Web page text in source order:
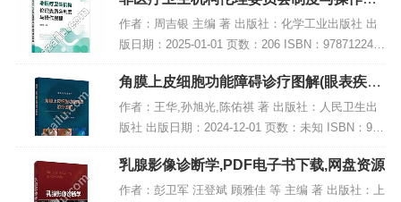
程,PDF电子书下载
作者：周吉银 主编 著 出版社：化学工业出版社 出
版日期：2025-01-01 页数：206 ISBN：978712246
2367 电子书大小：230MB [高清扫描版PDF格式] 内
容简...
角膜上皮细胞功能障碍诊疗图解(眼表疾病
临床系列),PDF下载
作者：王华,孙旭光,陈佑祺 著 出版社：人民卫生出
版社 出版日期：2024-12-01 页数：未知 ISBN：978
7117371711 电子书大小：220MB [高清扫描版PDF
格式] 内...
乳腺影像诊断学,PDF电子书下载,网盘资源
作者：彭卫军 汪登斌 顾雅佳 等 主编 著 出版社：上